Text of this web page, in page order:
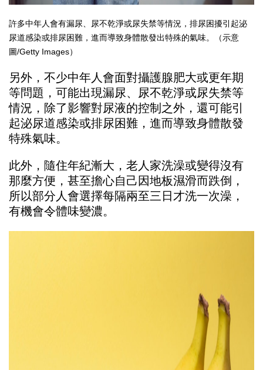
許多中年人會有漏尿、尿不乾淨或尿失禁等情況，排尿困擾引起泌
尿道感染或排尿困難，進而導致身體散發出特殊的氣味。（示意
圖/Getty Images）
另外，不少中年人會面對攝護腺肥大或更年期
等問題，可能出現漏尿、尿不乾淨或尿失禁等
情況，除了影響對尿液的控制之外，還可能引
起泌尿道感染或排尿困難，進而導致身體散發
特殊氣味。
此外，隨住年紀漸大，老人家洗澡或變得沒有
那麼方便，甚至擔心自己因地板濕滑而跌倒，
所以部分人會選擇每隔兩至三日才洗一次澡，
有機會令體味變濃。